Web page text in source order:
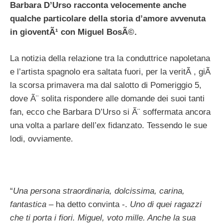
Barbara D’Urso racconta velocemente anche
qualche particolare della storia d’amore avvenuta
in gioventÃ¹ con Miguel BosÃ©.
La notizia della relazione tra la conduttrice napoletana
e l’artista spagnolo era saltata fuori, per la veritÃ , giÃ
la scorsa primavera ma dal salotto di Pomeriggio 5,
dove Ã¨ solita rispondere alle domande dei suoi tanti
fan, ecco che Barbara D’Urso si Ã¨ soffermata ancora
una volta a parlare dell’ex fidanzato. Tessendo le sue
lodi, ovviamente.
“Una persona straordinaria, dolcissima, carina,
fantastica – ha detto convinta -. Uno di quei ragazzi
che ti porta i fiori. Miguel, voto mille. Anche la sua